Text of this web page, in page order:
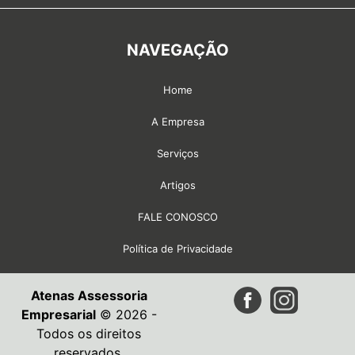
NAVEGAÇÃO
Home
A Empresa
Serviços
Artigos
FALE CONOSCO
Política de Privacidade
Atenas Assessoria
Empresarial© 2026 -
Todos os direitos